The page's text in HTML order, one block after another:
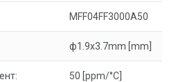
MFF04FF3000A50
ф1.9x3.7mm [mm]
50 [ppm/°C]